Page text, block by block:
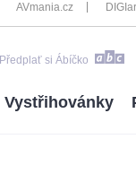
AVmania.cz
Předplať si Ábíčko
Vystřihovánky